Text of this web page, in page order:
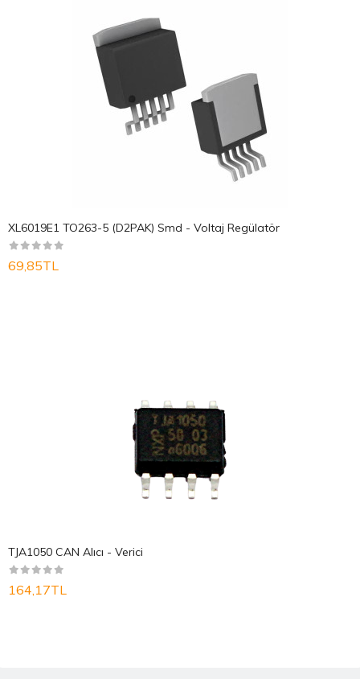
XL6019E1 TO263-5 (D2PAK) Smd - Voltaj Regülatör
69,85TL
TJA1050 CAN Alıcı - Verici
164,17TL